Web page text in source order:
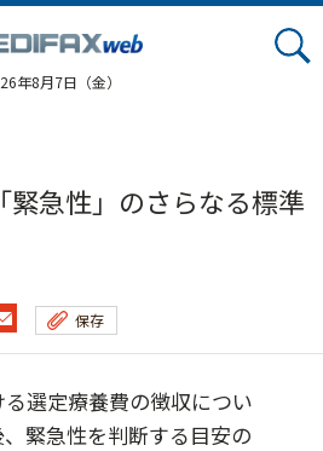
年8月7日（金）
緊急性」のさらなる標準
保存
選定療養費の徴収につい
緊急性を判断する目安の